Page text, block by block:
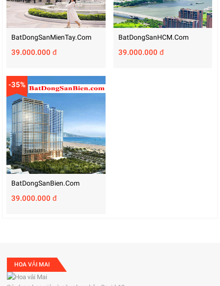
BatDongSanMienTay.com
39.000.000 đ
BatDongSanHCM.com
39.000.000 đ
-35%
BatDongSanBien.com
39.000.000 đ
HOA VẢI MAI